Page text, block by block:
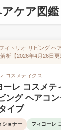
アケア図鑑
ィトリオ リビング ヘ
析【2026年4月26日更
コスメティクス
ーレ コスメテ
ング ヘアコ
イプ
ショナー フィヨーレ